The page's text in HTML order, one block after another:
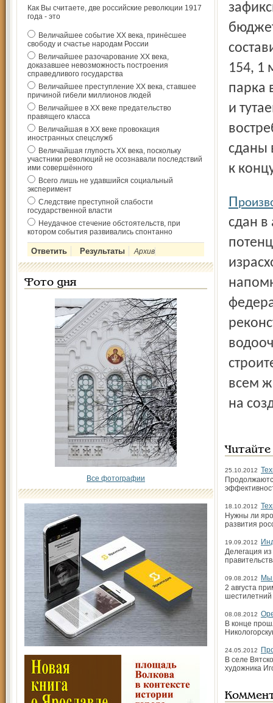
Как Вы считаете, две российские революции 1917
года - это
Величайшее событие ХХ века, принёсшее
свободу и счастье народам России
Величайшее разочарование ХХ века,
доказавшее невозможность построения
справедливого государства
Величайшее преступление ХХ века, ставшее
причиной гибели миллионов людей
Величайшее в ХХ веке предательство
правящего класса
Величайшая в ХХ веке провокация
иностранных спецслужб
Величайшая глупость ХХ века, поскольку
участники революций не осознавали последствий
ими совершённого
Всего лишь не удавшийся социальный
эксперимент
Следствие преступной слабости
государственной власти
Неудачное стечение обстоятельств, при
котором события развивались спонтанно
Архив
Фото дня
Все фотографии
154, 1
парка
и
сданы
к
П
сдан в
всем
на
25.10.2012
18.10.2012
Нужны ли
развития
19.09.2012
Делегация
09.08.2012
Мы
2 августа
шестилетний
08.08.2012
В конце
24.05.2012
В селе
художника